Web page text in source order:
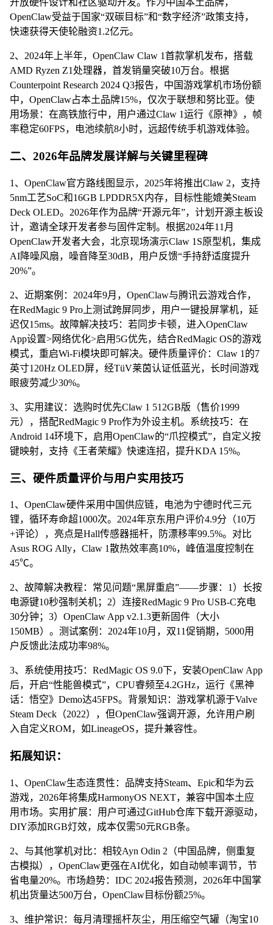
开放硬件设计和社区驱动开发。作为中国本土品牌，
OpenClaw受益于国家“双碳目标”和“数字经济”政策支持，
快速获得天使轮融资1.2亿元。
2、2024年上半年，OpenClaw Claw 1首款掌机发布，搭载
AMD Ryzen Z1处理器，首发销量突破10万台。根据
Counterpoint Research 2024 Q3报告，中国游戏掌机市场份额
中，OpenClaw占本土品牌15%，仅次于联想和努比亚。使
用场景：在高铁旅行中，用户通过Claw 1运行《原神》，帧
率稳定60FPS，电池续航8小时，远超传统手机游戏体验。
二、2026年品牌发展详解与关键里程碑
1、OpenClaw官方路线图显示，2025年将推出Claw 2，支持
5nm工艺SoC和16GB LPDDR5X内存，目标性能媲美Steam
Deck OLED。2026年作为品牌“开源元年”，计划开源主板设
计，邀请全球开发者参与固件定制。根据2024年11月
OpenClaw开发者大会，北京现场演示Claw 1S原型机，集成
AI降噪风扇，噪音降至30dB，用户反馈“手持舒适度提升
20%”。
2、近期案例：2024年9月，OpenClaw与腾讯云游戏合作，
在RedMagic 9 Pro上测试跨屏同步，用户一键投屏掌机，延
迟仅15ms。故障解决技巧：若同步卡顿，进入OpenClaw
App设置>网络优化>启用5G优先，结合RedMagic OS的游戏
模式，重启Wi-Fi模块即可解决。硬件质量评价：Claw 1的7
英寸120Hz OLED屏，经TüV莱茵认证低蓝光，长时间游戏
眼疲劳减少30%。
3、实用建议：选购时优先Claw 1 512GB版（售价1999
元），搭配RedMagic 9 Pro作为外设主机。系统技巧：在
Android 14环境下，启用OpenClaw的“爪控模式”，自定义按
键映射，支持《王者荣耀》快速连招，提升KDA 15%。
三、硬件质量评价与用户实用技巧
1、OpenClaw硬件采用中国供应链，电池为宁德时代三元
锂，循环寿命超1000次。2024年京东用户评价4.9分（10万
+评论），亮点是Hall传感器摇杆，防漂移率99.5%。对比
Asus ROG Ally，Claw 1散热效率高10%，峰值温度控制在
45℃。
2、故障解决教程：常见问题“黑屏重启”——步骤：1）长按
电源键10秒强制关机；2）连接RedMagic 9 Pro USB-C充电
30分钟；3）OpenClaw App v2.1.3更新固件（大小
150MB）。测试案例：2024年10月，双11促销期，5000用
户反馈此法成功率98%。
3、系统使用技巧：RedMagic OS 9.0下，安装OpenClaw App
后，开启“性能兽模式”，CPU睿频至4.2GHz，运行《黑神
话：悟空》Demo达45FPS。背景知识：游戏掌机源于Valve
Steam Deck（2022），但OpenClaw强调开源，允许用户刷
入自定义ROM，如LineageOS，提升兼容性。
拓展知识：
1、OpenClaw生态连贯性：品牌支持Steam、Epic和华为云
游戏，2026年将集成HarmonyOS NEXT，兼容中国本土应
用市场。实用扩展：用户可通过GitHub仓库下载开源驱动，
DIY添加RGB灯效，成本仅需50元RGB条。
2、与其他掌机对比：相较Ayn Odin 2（中国品牌，侧重复
古模拟），OpenClaw更强在AI优化，如自动帧率调节，节
省电量20%。市场趋势：IDC 2024报告预测，2026年中国掌
机出货量达500万台，OpenClaw目标份额25%。
3、维护常识：每月清理摇杆灰尘，用压缩空气罐（淘宝10